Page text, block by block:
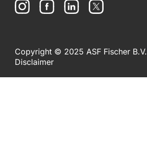
Copyright © 2025 ASF Fischer B.V.
Disclaimer